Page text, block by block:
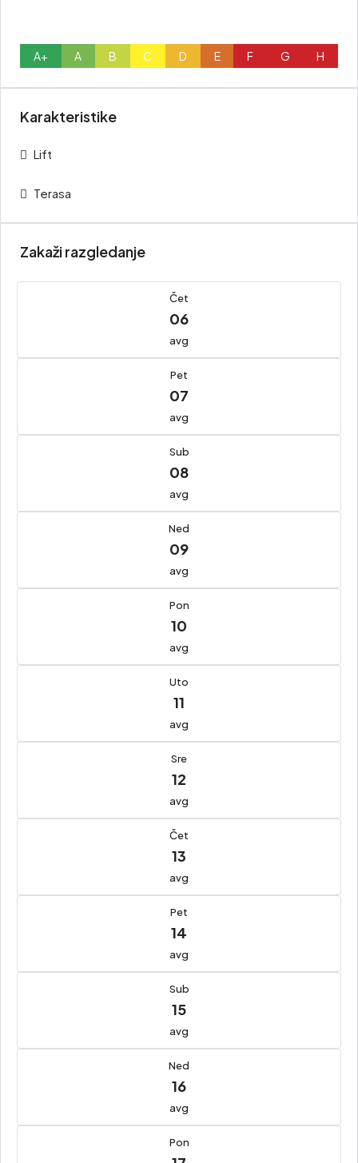
A+ A B C D E F G H
Karakteristike
Lift
Terasa
Zakaži razgledanje
Čet
06
avg
Pet
07
avg
Sub
08
avg
Ned
09
avg
Pon
10
avg
Uto
11
avg
Sre
12
avg
Čet
13
avg
Pet
14
avg
Sub
15
avg
Ned
16
avg
Pon